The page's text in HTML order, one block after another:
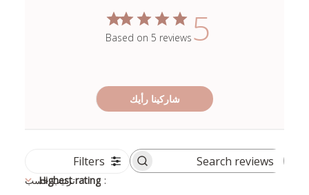
5
Based on 5 reviews
شاركينا رأيك
Search
Filters
ترتيب حسب :
Highest rating